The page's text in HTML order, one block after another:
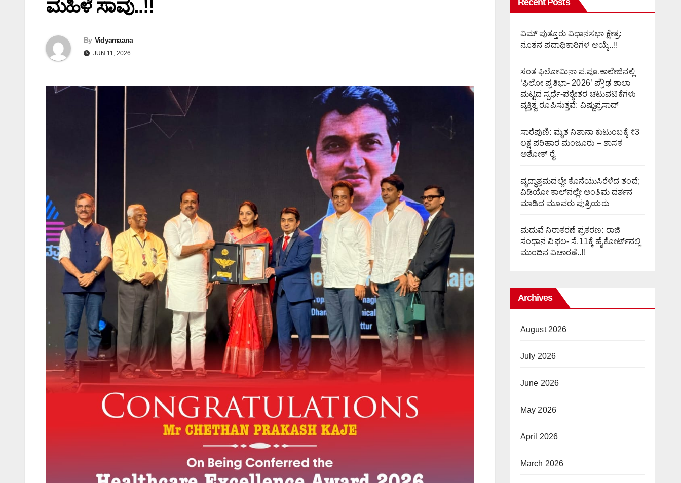
ಮಹಿಳೆ ಸಾವು..!!
By Vidyamaana
JUN 11, 2026
Recent Posts
ವಿಮ್ ಪುತ್ತೂರು ವಿಧಾನಸಭಾ ಕ್ಷೇತ್ರ:
ನೂತನ ಪದಾಧಿಕಾರಿಗಳ ಆಯ್ಕೆ..!!
ಸಂತ ಫಿಲೋಮಿನಾ ಪ.ಪೂ.ಕಾಲೇಜಿನಲ್ಲಿ
‘ಫಿಲೋ ಪ್ರತಿಭಾ- 2026’ ಪ್ರೌಢ ಶಾಲಾ
ಮಟ್ಟದ ಸ್ಪರ್ಧೆ-ಪಠ್ಯೇತರ ಚಟುವಟಿಕೆಗಳು
ವ್ಯಕ್ತಿತ್ವ ರೂಪಿಸುತ್ತವೆ: ವಿಷ್ಣುಪ್ರಸಾದ್
ಸಾರೆಪುಣಿ: ಮೃತ ನಿಶಾನಾ ಕುಟುಂಬಕ್ಕೆ ₹3
ಲಕ್ಷ ಪರಿಹಾರ ಮಂಜೂರು – ಶಾಸಕ
ಅಶೋಕ್ ರೈ
ವೃದ್ಧಾಶ್ರಮದಲ್ಲೇ ಕೊನೆಯುಸಿರೆಳೆದ ತಂದೆ;
ವಿಡಿಯೋ ಕಾಲ್‌ನಲ್ಲೇ ಅಂತಿಮ ದರ್ಶನ
ಮಾಡಿದ ಮೂವರು ಪುತ್ರಿಯರು
ಮದುವೆ ನಿರಾಕರಣೆ ಪ್ರಕರಣ: ರಾಜಿ
ಸಂಧಾನ ವಿಫಲ- ಸೆ.11ಕ್ಕೆ ಹೈಕೋರ್ಟ್‌ನಲ್ಲಿ
ಮುಂದಿನ ವಿಚಾರಣೆ..!!
Archives
August 2026
July 2026
June 2026
May 2026
April 2026
March 2026